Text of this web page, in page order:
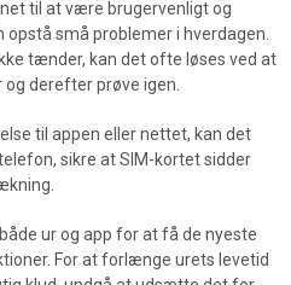
til at være brugervenligt og
små problemer i hverdagen.
tænder, kan det ofte løses ved at
derefter prøve igen.
til appen eller nettet, kan det
sikre at SIM-kortet sidder
ur og app for at få de nyeste
For at forlænge urets levetid